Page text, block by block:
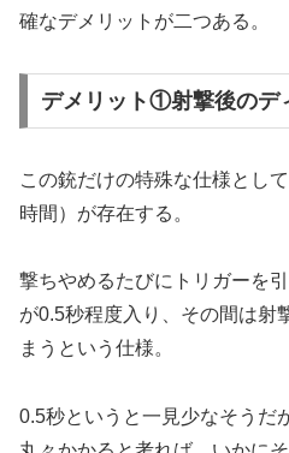
確なデメリットが二つある。
デメリット①射撃後のデ
この銃だけの特殊な仕様とし
時間）が存在する。
撃ちやめるたびにトリガーを
が0.5秒程度入り、その間は射
まうという仕様。
0.5秒というと一見少なそうだ